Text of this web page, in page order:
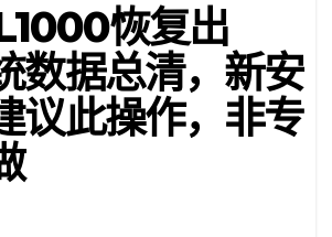
恢复出
数据总清，新安
议此操作，非专